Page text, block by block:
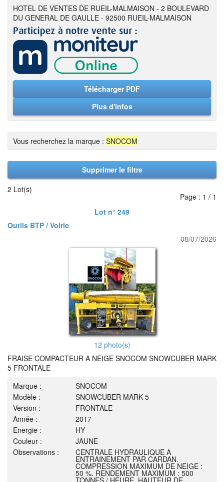
HOTEL DE VENTES DE RUEIL-MALMAISON - 2 BOULEVARD
DU GENERAL DE GAULLE - 92500 RUEIL-MALMAISON
Télécharger PDF
Plus d'infos
Vous recherchez la marque : SNOCOM
Supprimer le filtre
2 Lot(s)
Page : 1 / 1
Lot n° 249
Outils BTP / Voirie
08/07/2026
12 photo(s)
FRAISE COMPACTEUR A NEIGE SNOCOM SNOWCUBER MARK
5 FRONTALE
Marque :
SNOCOM
Modèle :
SNOWCUBER MARK 5
Version :
FRONTALE
Année :
2017
Energie :
HY
Couleur :
JAUNE
Observations :
CENTRALE HYDRAULIQUE A
ENTRAINEMENT PAR CARDAN.
COMPRESSION MAXIMUM DE NEIGE :
50 %. RENDEMENT MAXIMUM : 500
TONNES / HEURE. HAUTEUR DE